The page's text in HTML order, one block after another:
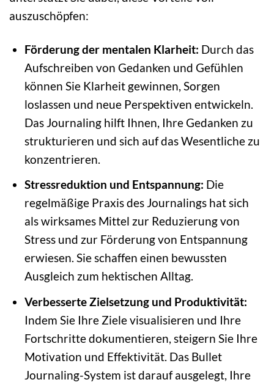
auszuschöpfen:
Förderung der mentalen Klarheit: Durch das
Aufschreiben von Gedanken und Gefühlen
können Sie Klarheit gewinnen, Sorgen
loslassen und neue Perspektiven entwickeln.
Das Journaling hilft Ihnen, Ihre Gedanken zu
strukturieren und sich auf das Wesentliche zu
konzentrieren.
Stressreduktion und Entspannung: Die
regelmäßige Praxis des Journalings hat sich
als wirksames Mittel zur Reduzierung von
Stress und zur Förderung von Entspannung
erwiesen. Sie schaffen einen bewussten
Ausgleich zum hektischen Alltag.
Verbesserte Zielsetzung und Produktivität:
Indem Sie Ihre Ziele visualisieren und Ihre
Fortschritte dokumentieren, steigern Sie Ihre
Motivation und Effektivität. Das Bullet
Journaling-System ist darauf ausgelegt, Ihre